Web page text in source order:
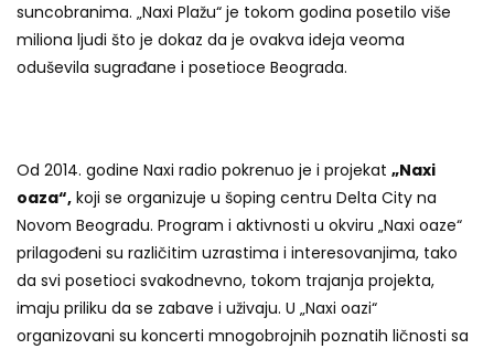
suncobranima. „Naxi Plažu“ je tokom godina posetilo više
miliona ljudi što je dokaz da je ovakva ideja veoma
oduševila sugrađane i posetioce Beograda.
Od 2014. godine Naxi radio pokrenuo je i projekat „Naxi
oaza“, koji se organizuje u šoping centru Delta City na
Novom Beogradu. Program i aktivnosti u okviru „Naxi oaze“
prilagođeni su različitim uzrastima i interesovanjima, tako
da svi posetioci svakodnevno, tokom trajanja projekta,
imaju priliku da se zabave i uživaju. U „Naxi oazi“
organizovani su koncerti mnogobrojnih poznatih ličnosti sa